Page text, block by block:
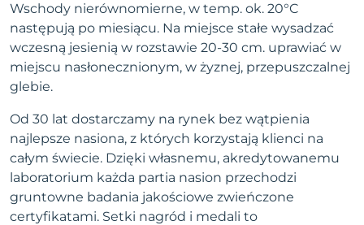
Wschody nierównomierne, w temp. ok. 20°C
następują po miesiącu. Na miejsce stałe wysadzać
wczesną jesienią w rozstawie 20-30 cm. uprawiać w
miejscu nasłonecznionym, w żyznej, przepuszczalnej
glebie.
Od 30 lat dostarczamy na rynek bez wątpienia
najlepsze nasiona, z których korzystają klienci na
całym świecie. Dzięki własnemu, akredytowanemu
laboratorium każda partia nasion przechodzi
gruntowne badania jakościowe zwieńczone
certyfikatami. Setki nagród i medali to